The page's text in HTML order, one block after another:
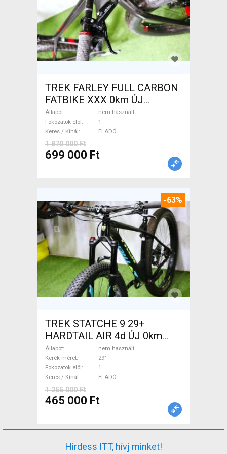
TREK FARLEY FULL CARBON
FATBIKE XXX 0km ÚJ
WAMPA CF Fatbike nem
használt ELADÓ
Állapot
nem használt
Fokozatok elöl
1
Keres / Kínál
ELADÓ
1 870 000 Ft
699 000 Ft
-63%
TREK STATCHE 9 29+
HARDTAIL AIR 4d ÚJ 0km
M/L Mountain Bike 29" elöl
teleszkópos nem használt
ELADÓ
Állapot
nem használt
Kerék méret
29"
Fokozatok elöl
1
Keres / Kínál
ELADÓ
1 255 000 Ft
465 000 Ft
Hirdess ITT, hívj minket!